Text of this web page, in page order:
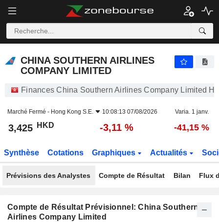
CHINA SOUTHERN AIRLINES
COMPANY LIMITED
Finances China Southern Airlines Company Limited
Marché Fermé - Hong Kong S.E. 10:08:13 07/08/2026 Varia. 1 janv.
3,425 HKD -3,11 % -41,15 %
Synthèse Cotations Graphiques Actualités
Prévisions des Analystes Compte de Résultat Bilan Flux
Compte de Résultat Prévisionnel: China Southern
Airlines Company Limited